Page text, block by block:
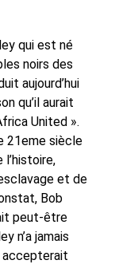
qui est né
noirs des
aujourd’hui
qu’il aurait
United ».
21eme siècle
et de
Bob
peut-être
n’a jamais
accepterait